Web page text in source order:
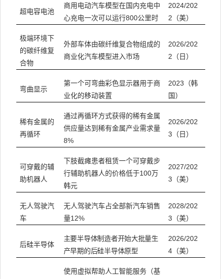
超电容电池
商用电动汽车模型在国内充电中
心充电一次可以运行800公里时
2024/202
2（美）
极端环境下
的碳纤维复
合物
外部车体由碳纤维复合物组成的
商业化汽车模型进入市场
2026/202
2（日）
弯曲显示
第一个可弯曲彩色显示器用于商
业化的移动装置
2023（韩
国）
稀有金属的
再循环
通过再循环方式获得的稀有金属
供应量达到稀有金属产业需求量
8%
2026/202
3（日）
可穿戴的辅
助机器人
下肢截瘫患者租赁一个可穿戴步
行辅助机器人的价格低于100万
韩元
2027/202
3（美）
无人驾驶汽
车
无人驾驶汽车占全部新汽车销售
量12%
2028/202
3（美）
后硅半导体
主要半导体制造者开始大批量生
产早期的后硅半导体原型
2026/202
4（美）
使用虚拟帮助人工智能服务（基